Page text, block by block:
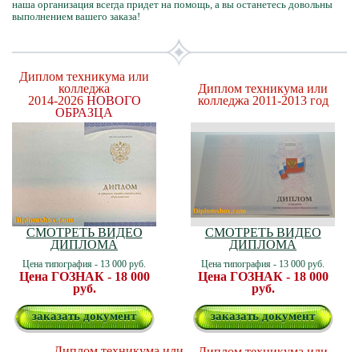
наша организация всегда придет на помощь, а вы останетесь довольны
выполнением вашего заказа!
Диплом техникума или
колледжа
2014-2026 НОВОГО
ОБРАЗЦА
СМОТРЕТЬ ВИДЕО
ДИПЛОМА
Цена типография - 13 000 руб.
Цена ГОЗНАК - 18 000
руб.
заказать документ
Диплом техникума или
колледжа 2011-2013 год
СМОТРЕТЬ ВИДЕО
ДИПЛОМА
Цена типография - 13 000 руб.
Цена ГОЗНАК - 18 000
руб.
заказать документ